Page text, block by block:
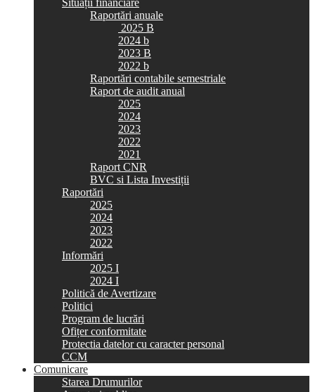
Situații financiare
Raportări anuale
2025 B
2024 b
2023 B
2022 b
Raportări contabile semestriale
Raport de audit anual
2025
2024
2023
2022
2021
Raport CNR
BVC si Lista Investiții
Raportări
2025
2024
2023
2022
Informări
2025 I
2024 I
Politică de Avertizare
Politici
Program de lucrări
Ofițer conformitate
Protectia datelor cu caracter personal
CCM
Comunicare
Starea Drumurilor